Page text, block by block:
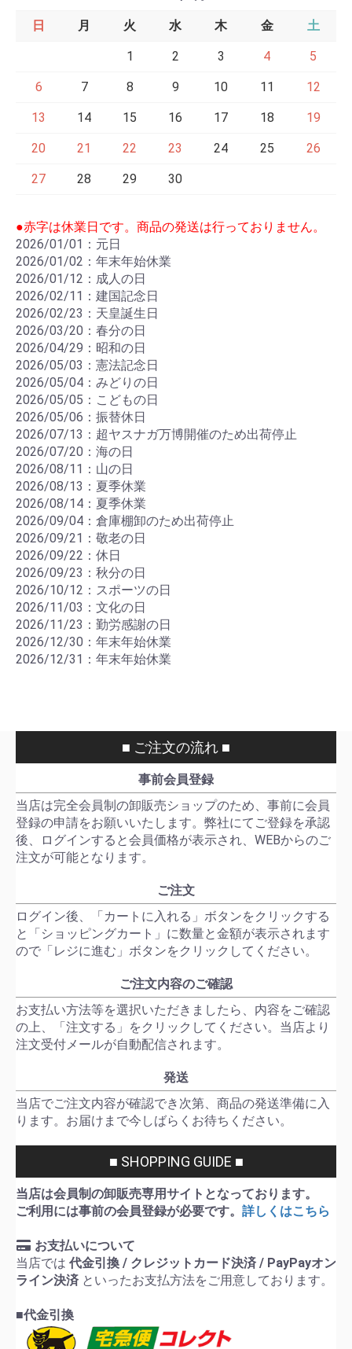
日 月 火 水 木 金 土
1 2 3 4 5
6 7 8 9 10 11 12
13 14 15 16 17 18 19
20 21 22 23 24 25 26
27 28 29 30
●赤字は休業日です。商品の発送は行っておりません。
2026/01/01：元日
2026/01/02：年末年始休業
2026/01/12：成人の日
2026/02/11：建国記念日
2026/02/23：天皇誕生日
2026/03/20：春分の日
2026/04/29：昭和の日
2026/05/03：憲法記念日
2026/05/04：みどりの日
2026/05/05：こどもの日
2026/05/06：振替休日
2026/07/13：超ヤスナガ万博開催のため出荷停止
2026/07/20：海の日
2026/08/11：山の日
2026/08/13：夏季休業
2026/08/14：夏季休業
2026/09/04：倉庫棚卸のため出荷停止
2026/09/21：敬老の日
2026/09/22：休日
2026/09/23：秋分の日
2026/10/12：スポーツの日
2026/11/03：文化の日
2026/11/23：勤労感謝の日
2026/12/30：年末年始休業
2026/12/31：年末年始休業
■ ご注文の流れ ■
事前会員登録
当店は完全会員制の卸販売ショップのため、事前に会員
登録の申請をお願いいたします。弊社にてご登録を承認
後、ログインすると会員価格が表示され、WEBからのご
注文が可能となります。
ご注文
ログイン後、「カートに入れる」ボタンをクリックする
と「ショッピングカート」に数量と金額が表示されます
ので「レジに進む」ボタンをクリックしてください。
ご注文内容のご確認
お支払い方法等を選択いただきましたら、内容をご確認
の上、「注文する」をクリックしてください。当店より
注文受付メールが自動配信されます。
発送
当店でご注文内容が確認でき次第、商品の発送準備に入
ります。お届けまで今しばらくお待ちください。
■ SHOPPING GUIDE ■
当店は会員制の卸販売専用サイトとなっております。
ご利用には事前の会員登録が必要です。 詳しくはこちら
お支払いについて
当店では 代金引換 / クレジットカード決済 / PayPayオン
ライン決済 といったお支払方法をご用意しております。
■代金引換